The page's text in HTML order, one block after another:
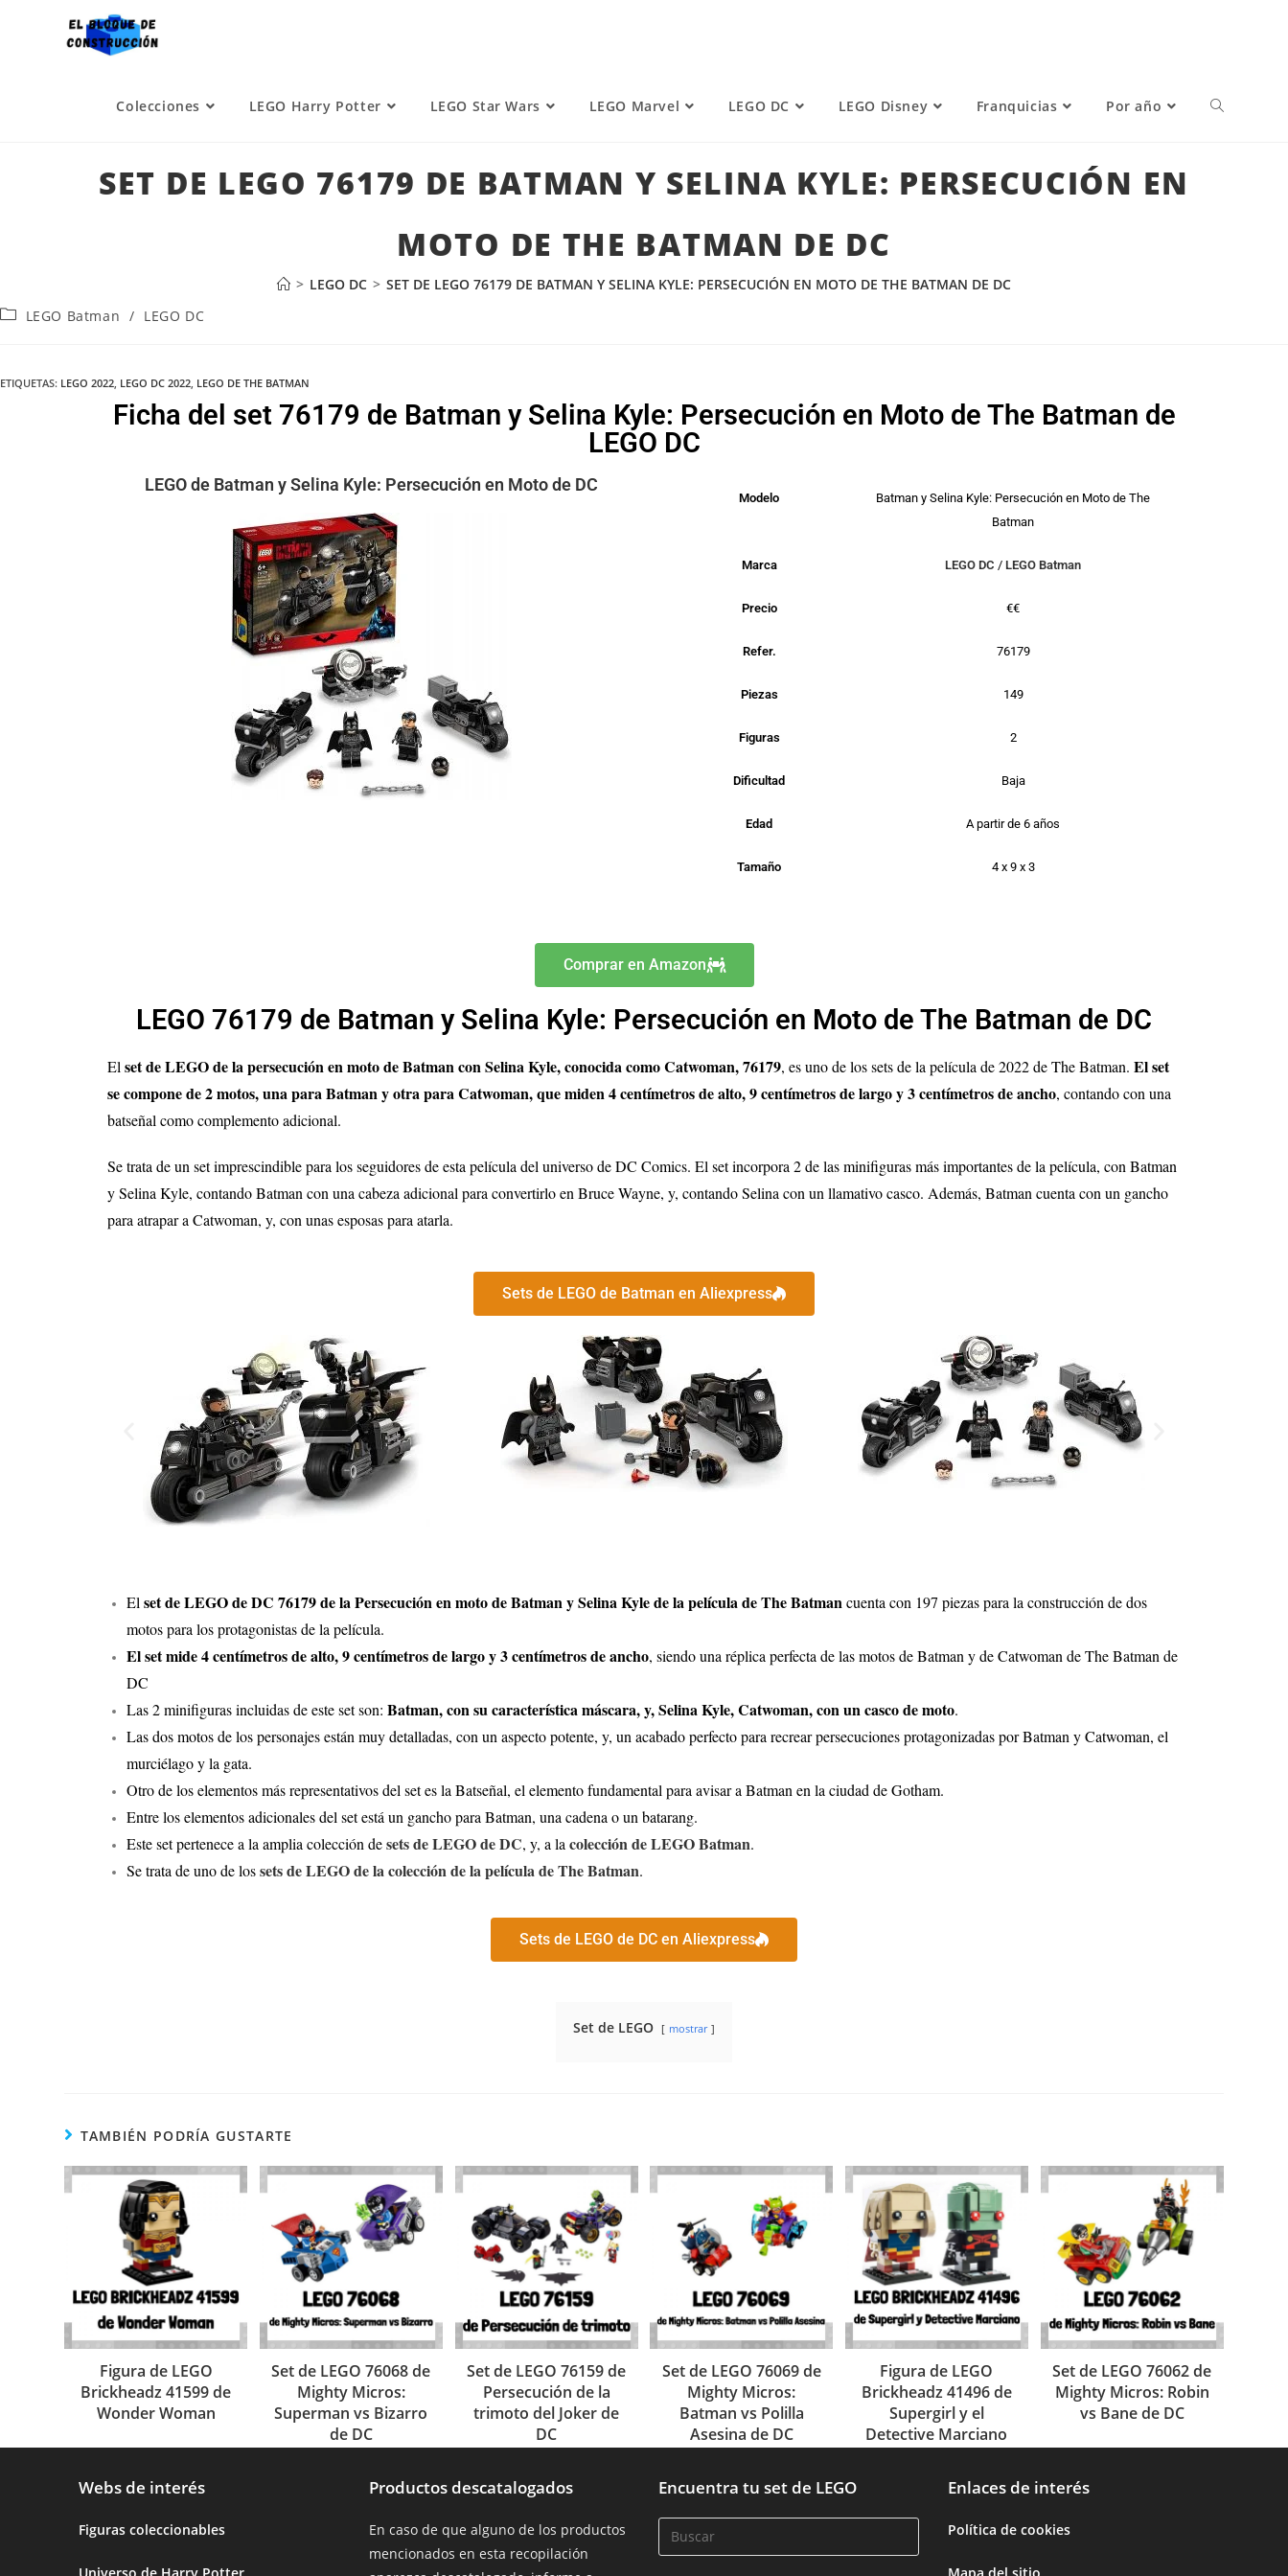
Colecciones LEGO Harry Potter LEGO Star Wars LEGO Marvel LEGO DC LEGO Disney Franquicias Por año
SET DE LEGO 76179 DE BATMAN Y SELINA KYLE: PERSECUCIÓN EN
MOTO DE THE BATMAN DE DC
> LEGO DC > SET DE LEGO 76179 DE BATMAN Y SELINA KYLE: PERSECUCIÓN EN MOTO DE THE BATMAN DE DC
LEGO Batman / LEGO DC
ETIQUETAS: LEGO 2022, LEGO DC 2022, LEGO DE THE BATMAN
Ficha del set 76179 de Batman y Selina Kyle: Persecución en Moto de The Batman de
LEGO DC
LEGO de Batman y Selina Kyle: Persecución en Moto de DC
Modelo
Batman y Selina Kyle: Persecución en Moto de The
Batman
Marca LEGO DC / LEGO Batman
Precio €€
Refer. 76179
Piezas 149
Figuras 2
Dificultad Baja
Edad A partir de 6 años
Tamaño 4 x 9 x 3
Comprar en Amazon
LEGO 76179 de Batman y Selina Kyle: Persecución en Moto de The Batman de DC
El set de LEGO de la persecución en moto de Batman con Selina Kyle, conocida como Catwoman, 76179, es uno de los sets de la película de 2022 de The Batman. El set
se compone de 2 motos, una para Batman y otra para Catwoman, que miden 4 centímetros de alto, 9 centímetros de largo y 3 centímetros de ancho, contando con una
batseñal como complemento adicional.
Se trata de un set imprescindible para los seguidores de esta película del universo de DC Comics. El set incorpora 2 de las minifiguras más importantes de la película, con Batman
y Selina Kyle, contando Batman con una cabeza adicional para convertirlo en Bruce Wayne, y, contando Selina con un llamativo casco. Además, Batman cuenta con un gancho
para atrapar a Catwoman, y, con unas esposas para atarla.
Sets de LEGO de Batman en Aliexpress
El set de LEGO de DC 76179 de la Persecución en moto de Batman y Selina Kyle de la película de The Batmancuenta con 197 piezas para la construcción de dos
motos para los protagonistas de la película.
El set mide 4 centímetros de alto, 9 centímetros de largo y 3 centímetros de ancho, siendo una réplica perfecta de las motos de Batman y de Catwoman de The Batman de
DC
Las 2 minifiguras incluidas de este set son: Batman, con su característica máscara, y, Selina Kyle, Catwoman, con un casco de moto.
Las dos motos de los personajes están muy detalladas, con un aspecto potente, y, un acabado perfecto para recrear persecuciones protagonizadas por Batman y Catwoman, el
murciélago y la gata.
Otro de los elementos más representativos del set es la Batseñal, el elemento fundamental para avisar a Batman en la ciudad de Gotham.
Entre los elementos adicionales del set está un gancho para Batman, una cadena o un batarang.
Este set pertenece a la amplia colección desets de LEGO de DC, y, a la colección de LEGO Batman.
Se trata de uno de lossets de LEGO de la colección de la película de The Batman.
Sets de LEGO de DC en Aliexpress
Set de LEGO mostrar
TAMBIÉN PODRÍA GUSTARTE
Figura de LEGO
Brickheadz 41599 de
Wonder Woman
Set de LEGO 76068 de
Mighty Micros:
Superman vs Bizarro
de DC
Set de LEGO 76159 de
Persecución de la
trimoto del Joker de
DC
Set de LEGO 76069 de
Mighty Micros:
Batman vs Polilla
Asesina de DC
Figura de LEGO
Brickheadz 41496 de
Supergirl y el
Detective Marciano
Set de LEGO 76062 de
Mighty Micros: Robin
vs Bane de DC
Webs de interés
Figuras coleccionables
Productos descatalogados
En caso de que alguno de los productos
mencionados en esta recopilación
Encuentra tu set de LEGO Enlaces de interés
Política de cookies